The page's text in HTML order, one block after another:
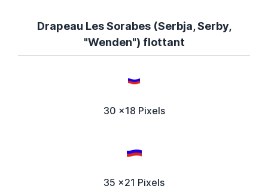
Drapeau Les Sorabes (Serbja, Serby,
"Wenden") flottant
30 x18 Pixels
35 x21 Pixels